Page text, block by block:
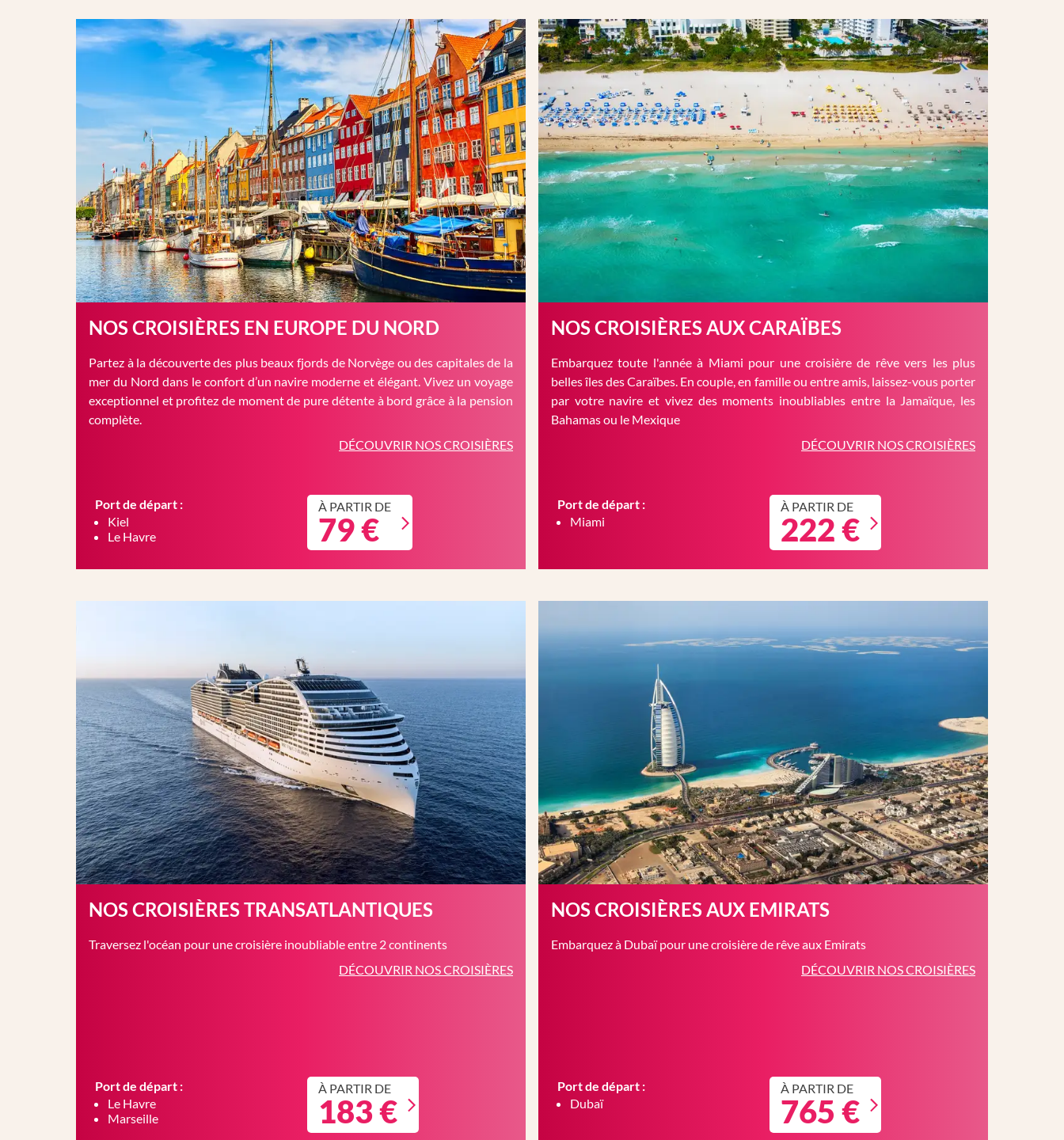
NOS CROISIÈRES EN EUROPE DU NORD
Partez à la découverte des plus beaux fjords de Norvège ou des capitales de la
mer du Nord dans le confort d’un navire moderne et élégant. Vivez un voyage
exceptionnel et profitez de moment de pure détente à bord grâce à la pension
complète.
DÉCOUVRIR NOS CROISIÈRES
Port de départ :
Kiel
Le Havre
À PARTIR DE
79 €
NOS CROISIÈRES AUX CARAÏBES
Embarquez toute l'année à Miami pour une croisière de rêve vers les plus
belles îles des Caraïbes. En couple, en famille ou entre amis, laissez-vous porter
par votre navire et vivez des moments inoubliables entre la Jamaïque, les
Bahamas ou le Mexique
DÉCOUVRIR NOS CROISIÈRES
Port de départ :
Miami
À PARTIR DE
222 €
NOS CROISIÈRES TRANSATLANTIQUES
Traversez l'océan pour une croisière inoubliable entre 2 continents
DÉCOUVRIR NOS CROISIÈRES
Port de départ :
Le Havre
Marseille
À PARTIR DE
183 €
NOS CROISIÈRES AUX EMIRATS
Embarquez à Dubaï pour une croisière de rêve aux Emirats
DÉCOUVRIR NOS CROISIÈRES
Port de départ :
Dubaï
À PARTIR DE
765 €